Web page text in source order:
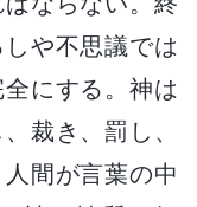
や不思議では
にする。神は
裁き、罰し、
間が言葉の中